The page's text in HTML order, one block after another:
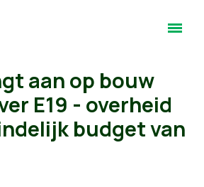
aan op bouw
E19 - overheid
budget van